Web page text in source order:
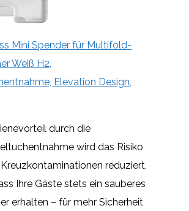
Mini Spender für Multifold-
Weiß H2,
Elevation Design,
durch die
wird das Risiko
reduziert,
Ihre Gäste stets ein sauberes
erhalten – für mehr Sicherheit